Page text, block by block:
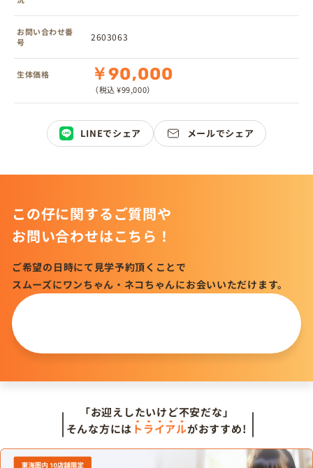
お問い合わせ番
号
2603063
生体価格 ￥90,000
（税込 ¥99,000）
LINEでシェア メールでシェア
この仔に関するご質問や
お問い合わせはこちら！
ご希望の日時にて見学予約頂くことで
スムーズにワンちゃん・ネコちゃんにお会いいただけます。
「お迎えしたいけど不安だな」
そんな方には トライアルがおすすめ!